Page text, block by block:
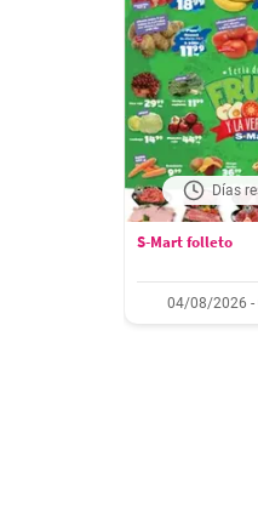
Días
S-Mart folleto
04/08/2026